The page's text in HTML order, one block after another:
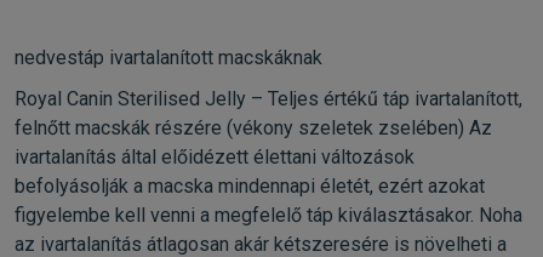
nedvestáp ivartalanított macskáknak
Royal Canin Sterilised Jelly – Teljes értékű táp ivartalanított,
felnőtt macskák részére (vékony szeletek zselében) Az
ivartalanítás által előidézett élettani változások
befolyásolják a macska mindennapi életét, ezért azokat
figyelembe kell venni a megfelelő táp kiválasztásakor. Noha
az ivartalanítás átlagosan akár kétszeresére is növelheti a